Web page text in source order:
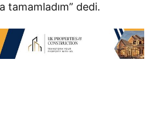
tamamladım” dedi.